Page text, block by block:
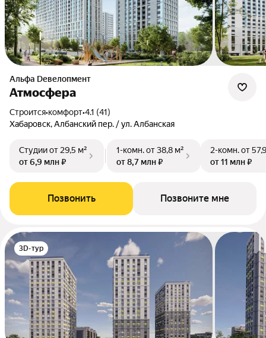
альфа Dевелопмент
Атмосфера
Строится•комфорт•4.1 (41)
Хабаровск, Албанский пер. / ул. Албанская
Студииот 29,5 м²
от 6,9 млн ₽
1-комн.от 38,8 м²
от 8,7 млн ₽
2-комн.от
от 11 млн ₽
Позвонить Позвоните мне
3D-тур